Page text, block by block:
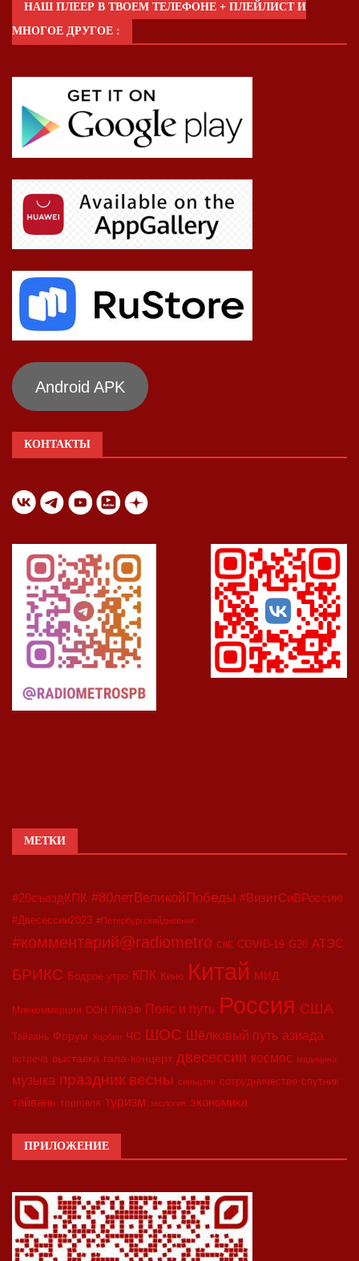
НАШ ПЛЕЕР В ТВОЕМ ТЕЛЕФОНЕ + ПЛЕЙЛИСТ И
МНОГОЕ ДРУГОЕ :
Android APK
КОНТАКТЫ
МЕТКИ
#20съездКПК #80летВеликойПобеды #ВизитСиВРоссию
#Двесессии2023 #Петербургскийдневник
#комментарий@radiometro CIIE COVID-19 G20 АТЭС
БРИКС Бодрое утро КПК Кино Китай МИД
Минкоммерции ООН ПМЭФ Пояс и путь Россия США
Тайвань Форум Харбин ЧС ШОС Шёлковый путь азиада
встреча выставка гала-концерт двесессии космос медицина
музыка праздник весны синьцзян сотрудничество спутник
тайвань торговля туризм экология экономика
ПРИЛОЖЕНИЕ